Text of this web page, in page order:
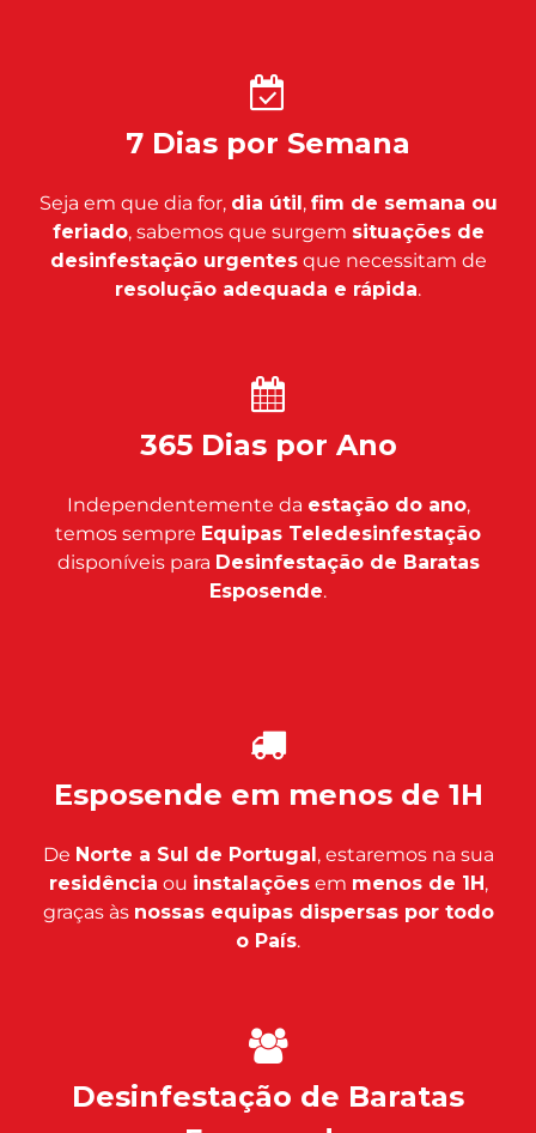
7 Dias por Semana
Seja em que dia for, dia útil, fim de semana ou
feriado, sabemos que surgem situações de
desinfestação urgentesque necessitam de
resolução adequada e rápida.
365 Dias por Ano
Independentemente da estação do ano,
temos sempre Equipas Teledesinfestação
disponíveis para Desinfestação de Baratas
Esposende.
Esposende em menos de 1H
De Norte a Sul de Portugal, estaremos na sua
residência ou instalaçõesem menos de 1H,
graças às nossas equipas dispersas por todo
o País.
Desinfestação de Baratas